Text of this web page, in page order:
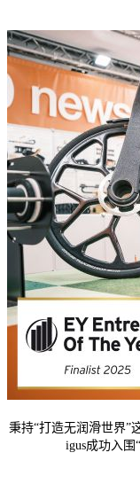
秉持“打造无润滑世界”
igus成功入围